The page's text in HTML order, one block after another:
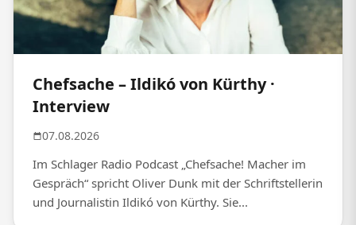
Chefsache – Ildikó von Kürthy ·
Interview
07.08.2026
Im Schlager Radio Podcast „Chefsache! Macher im
Gespräch“ spricht Oliver Dunk mit der Schriftstellerin
und Journalistin Ildikó von Kürthy. Sie...